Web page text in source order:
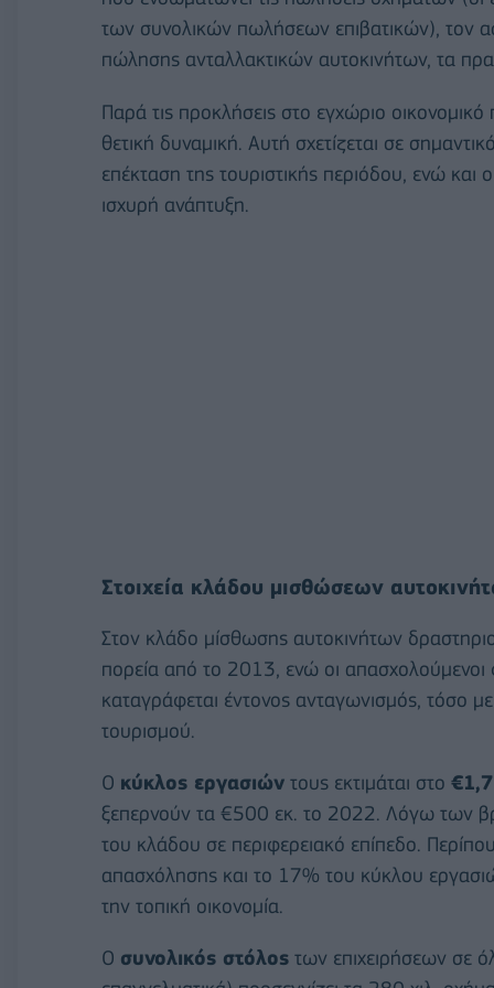
των συνολικών πωλήσεων επιβατικών), τον
πώλησης ανταλλακτικών αυτοκινήτων, τα
Παρά τις προκλήσεις στο εγχώριο
θετική δυναμική. Αυτή σχετίζεται σε
επέκταση της τουριστικής περιόδου, ενώ
ισχυρή ανάπτυξη.
Στοιχεία κλάδου μισθώσεων
Στον κλάδο μίσθωσης αυτοκινήτων
πορεία από το 2013, ενώ οι
καταγράφεται έντονος ανταγωνισμός, τόσο
τουρισμού.
Ο κύκλος εργασιών τους εκτιμάται στο
ξεπερνούν τα €500 εκ. το 2022. Λόγω των
του κλάδου σε περιφερειακό επίπεδο.
απασχόλησης και το 17% του κύκλου
την τοπική οικονομία.
Ο συνολικός στόλος των επιχειρήσεων σε